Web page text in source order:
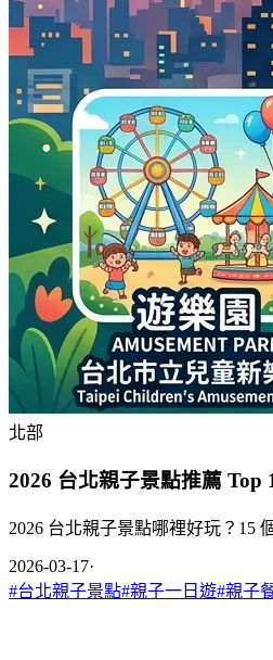
北部
2026 台北親子景點推薦
2026 台北親子景點哪裡好玩？15
2026-03-17·
#台北親子景點#親子一日遊#親子